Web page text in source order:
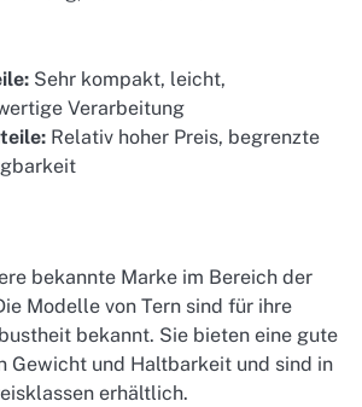
Sehr kompakt, leicht,
Verarbeitung
Relativ hoher Preis, begrenzte
bekannte Marke im Bereich der
Modelle von Tern sind für ihre
bekannt. Sie bieten eine gute
Gewicht und Haltbarkeit und sind in
erhältlich.